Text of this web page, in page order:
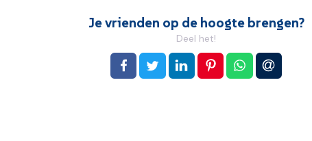
Je vrienden op de hoogte brengen?
Deel het!
op Facebookop Twitterop LinkedInop Pinterestop WhatsApp